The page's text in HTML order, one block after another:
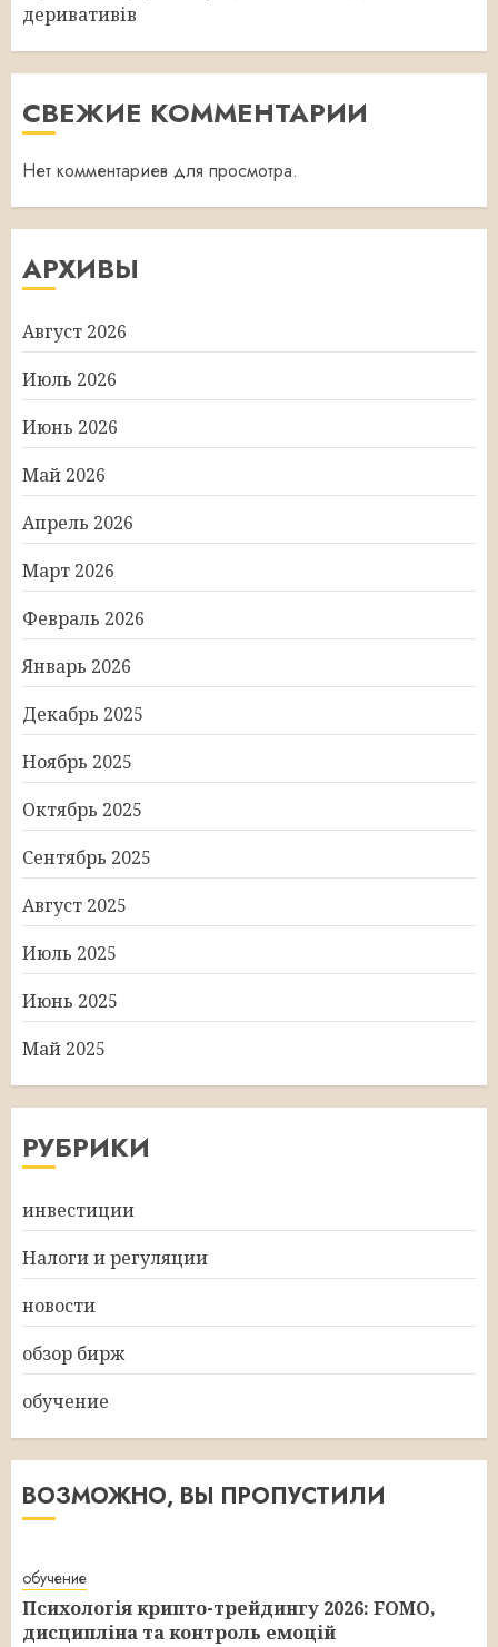
деривативів
СВЕЖИЕ КОММЕНТАРИИ
Нет комментариев для просмотра.
АРХИВЫ
Август 2026
Июль 2026
Июнь 2026
Май 2026
Апрель 2026
Март 2026
Февраль 2026
Январь 2026
Декабрь 2025
Ноябрь 2025
Октябрь 2025
Сентябрь 2025
Август 2025
Июль 2025
Июнь 2025
Май 2025
РУБРИКИ
инвестиции
Налоги и регуляции
новости
обзор бирж
обучение
ВОЗМОЖНО, ВЫ ПРОПУСТИЛИ
обучение
Психологія крипто-трейдингу 2026: FOMO,
дисципліна та контроль емоцій